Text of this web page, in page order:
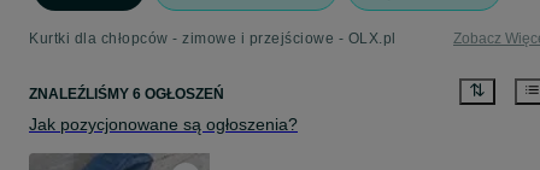
Kurtki dla chłopców - zimowe i przejściowe - OLX.pl Zobacz
ZNALEŹLIŚMY 6 OGŁOSZEŃ
Jak pozycjonowane są ogłoszenia?